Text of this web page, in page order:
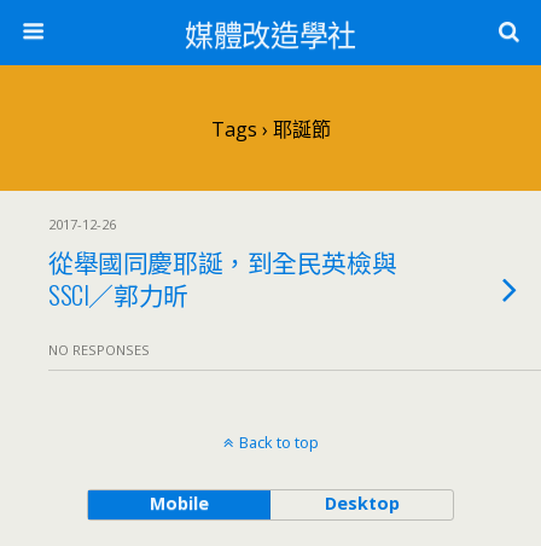
媒體改造學社
Tags › 耶誕節
2017-12-26
從舉國同慶耶誕，到全民英檢與
SSCI／郭力昕
NO RESPONSES
Back to top
Mobile Desktop